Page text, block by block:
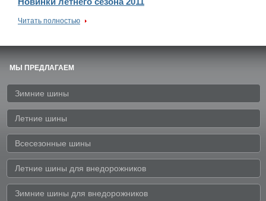
Читать полностью
МЫ ПРЕДЛАГАЕМ
Зимние шины
Летние шины
Всесезонные шины
Летние шины для внедорожников
Зимние шины для внедорожников